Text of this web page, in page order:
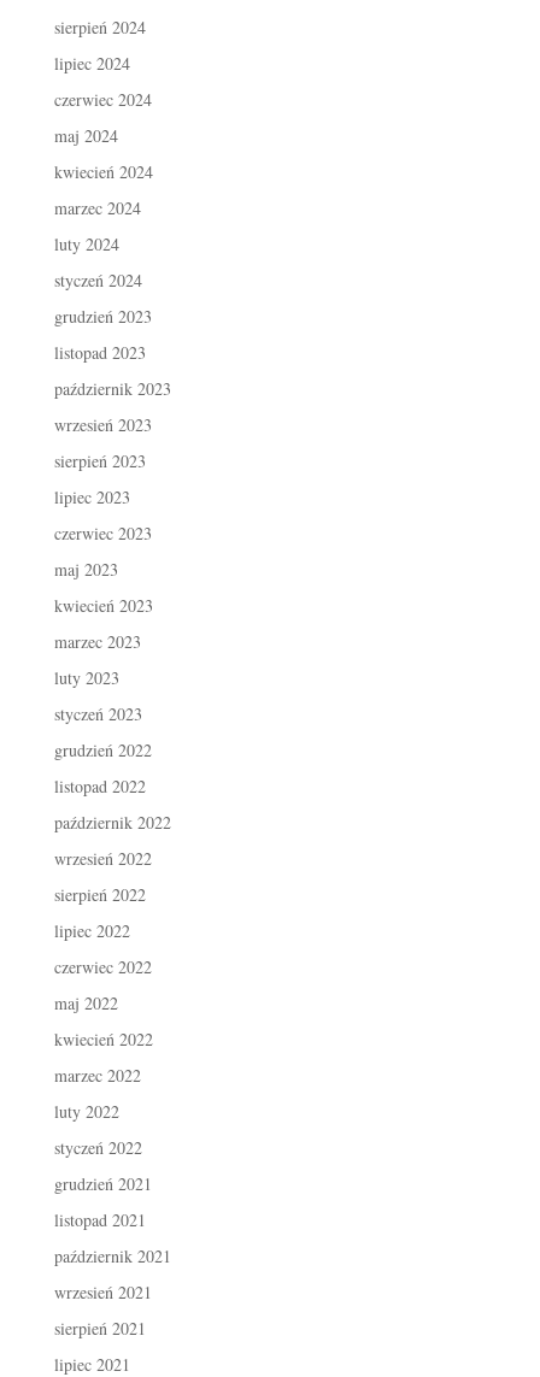
sierpień 2024
lipiec 2024
czerwiec 2024
maj 2024
kwiecień 2024
marzec 2024
luty 2024
styczeń 2024
grudzień 2023
listopad 2023
październik 2023
wrzesień 2023
sierpień 2023
lipiec 2023
czerwiec 2023
maj 2023
kwiecień 2023
marzec 2023
luty 2023
styczeń 2023
grudzień 2022
listopad 2022
październik 2022
wrzesień 2022
sierpień 2022
lipiec 2022
czerwiec 2022
maj 2022
kwiecień 2022
marzec 2022
luty 2022
styczeń 2022
grudzień 2021
listopad 2021
październik 2021
wrzesień 2021
sierpień 2021
lipiec 2021